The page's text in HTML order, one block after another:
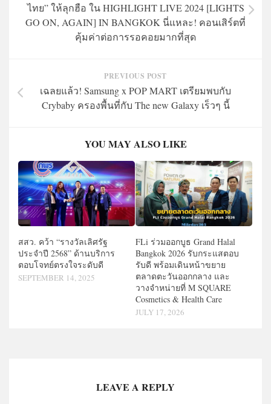
ไทย” ให้ลุกฮือ ใน HIGHLIGHT LIVE 2024 [LIGHTS
GO ON, AGAIN] IN BANGKOK นี่แหละ! คอนเสิร์ตที่
คุ้มค่าต่อการรอคอยมากที่สุด
PREVIOUS POST
เฉลยแล้ว! Samsung x POP MART เตรียมพบกับ
Crybaby ครองพื้นที่กับ The new Galaxy เร็วๆ นี้
YOU MAY ALSO LIKE
สสว. คว้า “รางวัลเลิศรัฐ
ประจำปี 2568” ด้านบริการ
ตอบโจทย์ตรงใจระดับดี
SEPTEMBER 14, 2025
FLi ร่วมออกบูธ Grand Halal
Bangkok 2026 รับกระแสตอบ
รับดี พร้อมเดินหน้าขยาย
ตลาดตะวันออกกลาง และ
วางจำหน่ายที่ M SQUARE
Cosmetics & Health Care
JULY 17, 2026
LEAVE A REPLY